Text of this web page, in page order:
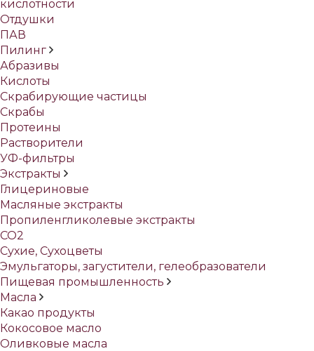
кислотности
Отдушки
ПАВ
Пилинг
Абразивы
Кислоты
Скрабирующие частицы
Скрабы
Протеины
Растворители
УФ-фильтры
Экстракты
Глицериновые
Масляные экстракты
Пропиленгликолевые экстракты
СО2
Сухие, Сухоцветы
Эмульгаторы, загустители, гелеобразователи
Пищевая промышленность
Масла
Какао продукты
Кокосовое масло
Оливковые масла